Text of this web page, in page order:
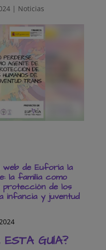
| Noticias
web de Euforia la
la familia como
protección de los
infancia y juventud
GUÍA?